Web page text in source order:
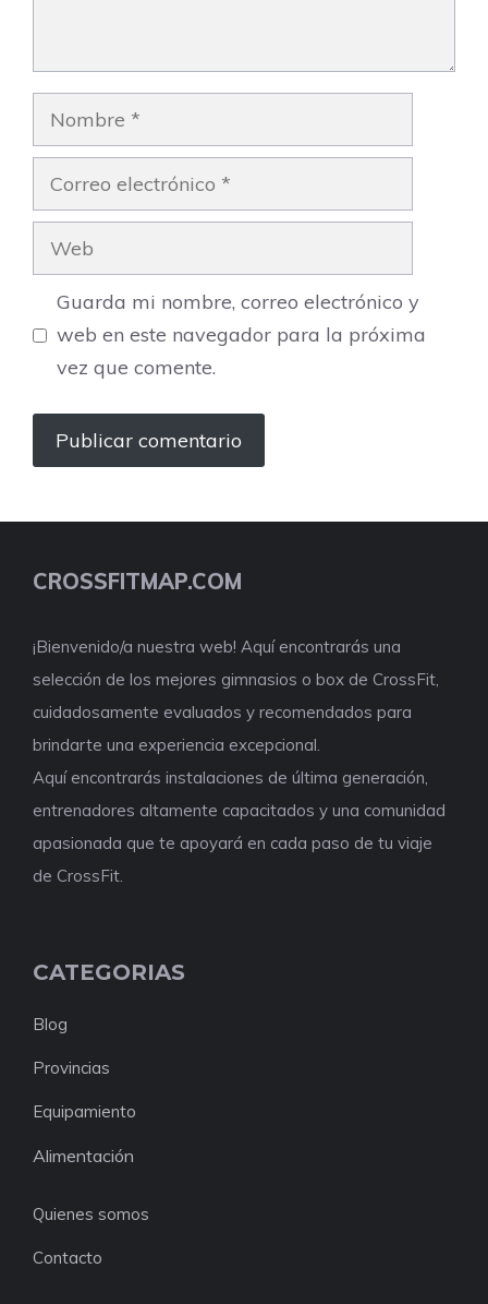
Nombre
Correo
electrónico
Web
Guarda mi nombre, correo electrónico y
web en este navegador para la próxima
vez que comente.
CROSSFITMAP.COM
¡Bienvenido/a nuestra web! Aquí encontrarás una
selección de los mejores gimnasios o box de CrossFit,
cuidadosamente evaluados y recomendados para
brindarte una experiencia excepcional.
Aquí encontrarás instalaciones de última generación,
entrenadores altamente capacitados y una comunidad
apasionada que te apoyará en cada paso de tu viaje
de CrossFit.
CATEGORIAS
Blog
Provincias
Equipamiento
Alimentación
Quienes somos
Contacto